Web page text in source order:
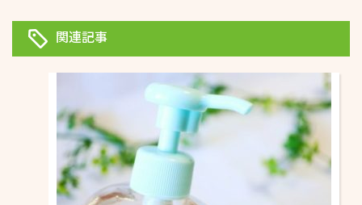
ー
シ
関連記事